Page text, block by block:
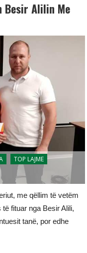
Besir Alilin Me
TOP LAJME
me qëllim të vetëm
fituar nga Besir Alili,
tanë, por edhe